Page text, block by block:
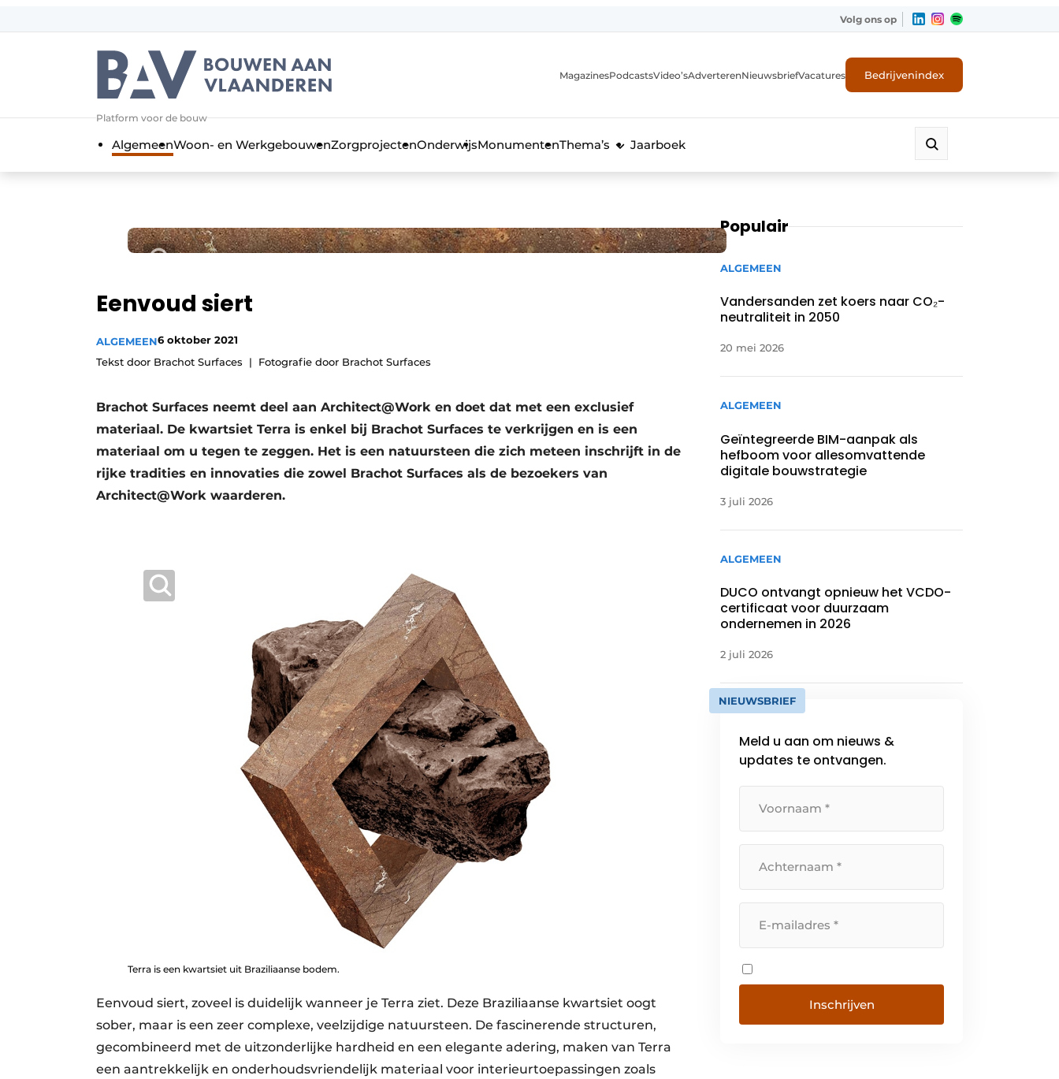
Aanmelden
Algemene voorwaarden
Bedrijven
Contact
Jaarboek
Privacy / Cookie statement
Vacature aanmelden
Video’s
Aanmelden
Bedrijven
Bedrijven
Volg ons op
Platform voor de bouw
MagazinesPodcastsVideo’sAdverterenNieuwsbriefVacatures Bedrijvenindex
AlgemeenWoon- en WerkgebouwenZorgprojectenOnderwijsMonumentenThema’s Jaarboek
Eenvoud siert
ALGEMEEN6 oktober 2021
Tekst door Brachot Surfaces
Fotografie door Brachot Surfaces
Brachot Surfaces neemt deel aan Architect@Work en doet dat met een exclusief
materiaal. De kwartsiet Terra is enkel bij Brachot Surfaces te verkrijgen en is een
materiaal om u tegen te zeggen. Het is een natuursteen die zich meteen inschrijft in de
rijke tradities en innovaties die zowel Brachot Surfaces als de bezoekers van
Architect@Work waarderen.
Terra is een kwartsiet uit Braziliaanse bodem.
Eenvoud siert, zoveel is duidelijk wanneer je Terra ziet. Deze Braziliaanse kwartsiet oogt
sober, maar is een zeer complexe, veelzijdige natuursteen. De fascinerende structuren,
gecombineerd met de uitzonderlijke hardheid en een elegante adering, maken van Terra
een aantrekkelijk en onderhoudsvriendelijk materiaal voor interieurtoepassingen zoals
Populair
ALGEMEEN
Vandersanden zet koers naar CO₂-
neutraliteit in 2050
20 mei 2026
ALGEMEEN
Geïntegreerde BIM-aanpak als
hefboom voor allesomvattende
digitale bouwstrategie
3 juli 2026
ALGEMEEN
DUCO ontvangt opnieuw het VCDO-
certificaat voor duurzaam
ondernemen in 2026
2 juli 2026
NIEUWSBRIEF
Meld u aan om nieuws &
updates te ontvangen.